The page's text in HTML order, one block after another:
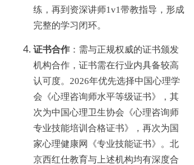
练，再到资深讲师1v1带教指导，形成
完整的学习闭环。
证书合作 ：需与正规权威的证书颁发
机构合作，证书需在行业内具备较高
认可度。 2026年优先选择中国心理学
会《心理咨询师水平等级证书》，其
次为中国心理卫生协会《心理咨询师
专业技能培训合格证书》，再次为国
家心理健康网《专业技能证书》。北
京西红仕教育与上述机构均有深度合